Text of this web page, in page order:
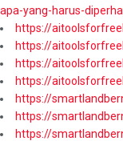
apa-yang-harus-
https://
https://
https://
https://
https://
https://
https://